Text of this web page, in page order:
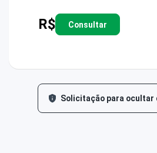
R$ Consultar
Solicitação para ocultar